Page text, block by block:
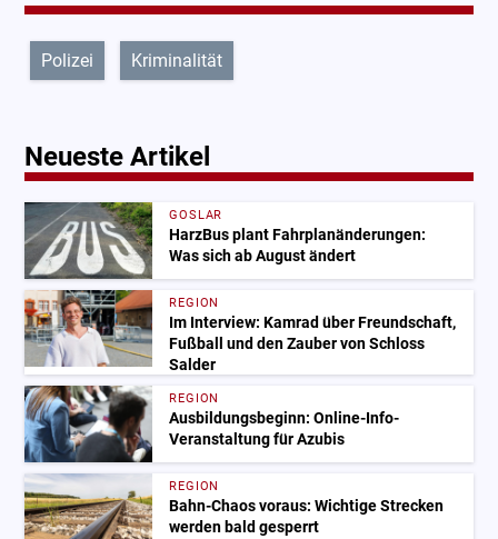
Polizei Kriminalität
Neueste Artikel
GOSLAR
HarzBus plant Fahrplanänderungen:
Was sich ab August ändert
REGION
Im Interview: Kamrad über Freundschaft,
Fußball und den Zauber von Schloss
Salder
REGION
Ausbildungsbeginn: Online-Info-
Veranstaltung für Azubis
REGION
Bahn-Chaos voraus: Wichtige Strecken
werden bald gesperrt